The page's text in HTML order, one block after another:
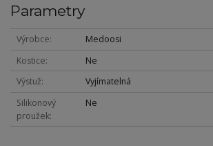
Parametry
Výrobce
Medoosi
Kostice
Ne
Výstuž
Vyjímatelná
Silikonový
proužek
Ne